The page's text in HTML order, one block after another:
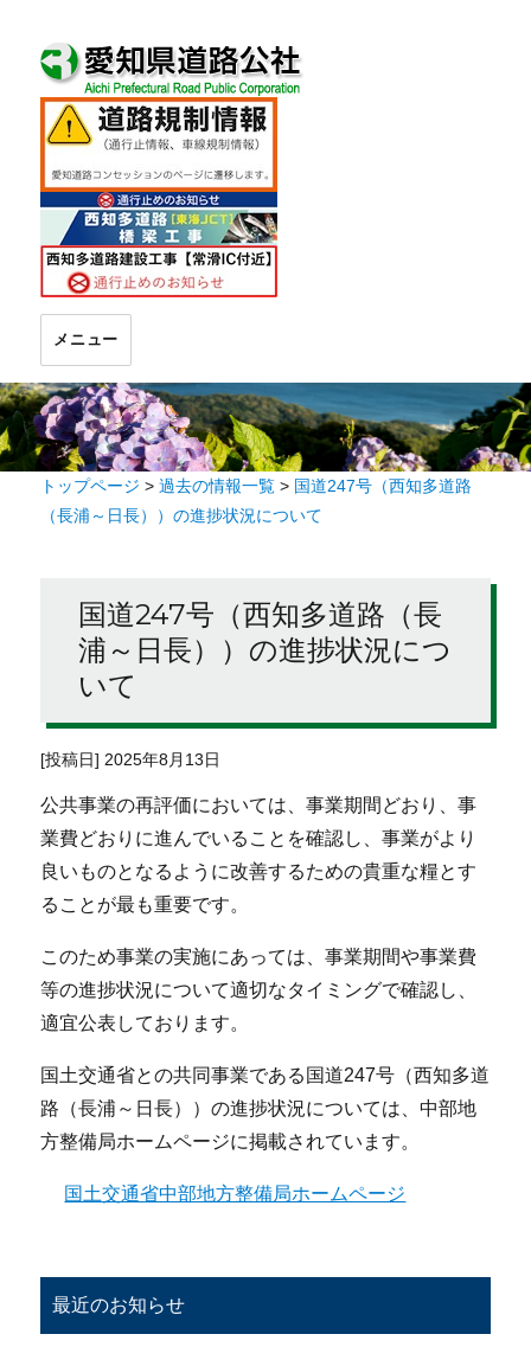
メニュー
トップページ >過去の情報一覧 > 国道247号（西知多道路
（長浦～日長））の進捗状況について
国道247号（西知多道路（長
浦～日長））の進捗状況につ
いて
[投稿日] 2025年8月13日
公共事業の再評価においては、事業期間どおり、事
業費どおりに進んでいることを確認し、事業がより
良いものとなるように改善するための貴重な糧とす
ることが最も重要です。
このため事業の実施にあっては、事業期間や事業費
等の進捗状況について適切なタイミングで確認し、
適宜公表しております。
国土交通省との共同事業である国道247号（西知多道
路（長浦～日長））の進捗状況については、中部地
方整備局ホームページに掲載されています。
国土交通省中部地方整備局ホームページ
最近のお知らせ